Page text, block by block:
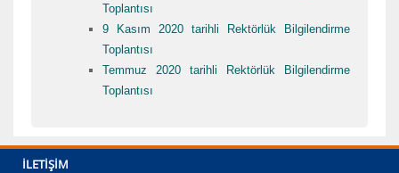
Toplantısı
9 Kasım 2020 tarihli Rektörlük Bilgilendirme
Toplantısı
Temmuz 2020 tarihli Rektörlük Bilgilendirme
Toplantısı
İLETIŞIM